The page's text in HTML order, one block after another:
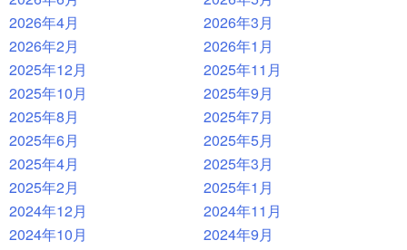
2026年4月
2026年3月
2026年2月
2026年1月
2025年12月
2025年11月
2025年10月
2025年9月
2025年8月
2025年7月
2025年6月
2025年5月
2025年4月
2025年3月
2025年2月
2025年1月
2024年12月
2024年11月
2024年10月
2024年9月